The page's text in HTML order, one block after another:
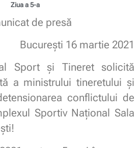
Ziua a 5-a
de presă
București 16 martie 2021
Sport și Tineret solicită
a ministrului tineretului și
conflictului de
Sportiv Național Sala